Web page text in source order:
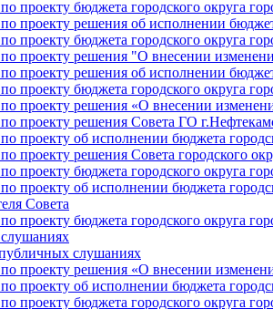
проекту бюджета городского округа
проекту решения об исполнении
проекту бюджета городского округа
проекту решения "О внесении
проекту решения об исполнении
проекту бюджета городского округа
проекту решения «О внесении
проекту решения Совета ГО
проекту об исполнении бюджета
проекту решения Совета городского
проекту бюджета городского округа
проекту об исполнении бюджета
Совета
проекту бюджета городского округа
слушаниях
проекту решения «О внесении
проекту об исполнении бюджета
проекту бюджета городского округа